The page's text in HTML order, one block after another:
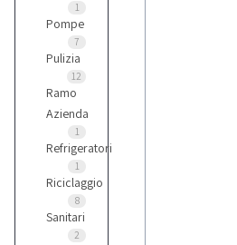
1
Pompe
7
Pulizia
12
Ramo
Azienda
1
Refrigeratori
1
Riciclaggio
8
Sanitari
2